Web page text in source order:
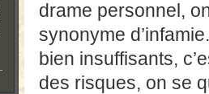
drame personnel,
synonyme
bien insuffisants,
des risques, on se